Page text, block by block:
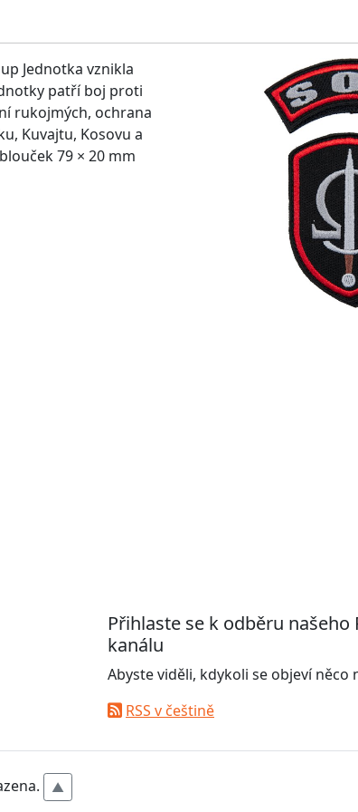
Jednotka vznikla
patří boj proti
rukojmých, ochrana
Kuvajtu, Kosovu a
79 × 20 mm
Přihlaste se k odběru našeho
kanálu
Abyste viděli, kdykoli se objeví něco
RSS v češtině
▲